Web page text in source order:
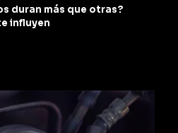
duran más que otras?
influyen